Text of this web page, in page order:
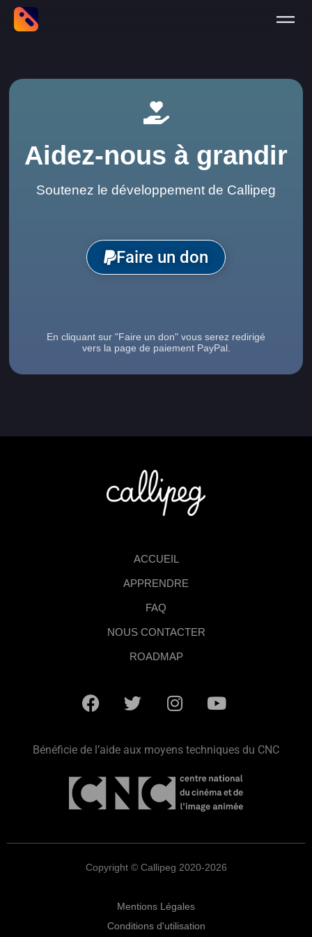
Aidez-nous à grandir
Soutenez le développement de Callipeg
Faire un don
En cliquant sur "Faire un don" vous serez redirigé
vers la page de paiement PayPal.
ACCUEIL
APPRENDRE
FAQ
NOUS CONTACTER
ROADMAP
Bénéficie de l’aide aux moyens techniques du CNC
Copyright © Callipeg 2020-2026
Mentions Légales
Conditions d'utilisation